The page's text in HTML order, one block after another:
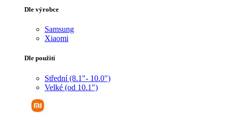
Dle výrobce
Samsung
Xiaomi
Dle použití
Střední (8.1"- 10.0")
Velké (od 10.1")